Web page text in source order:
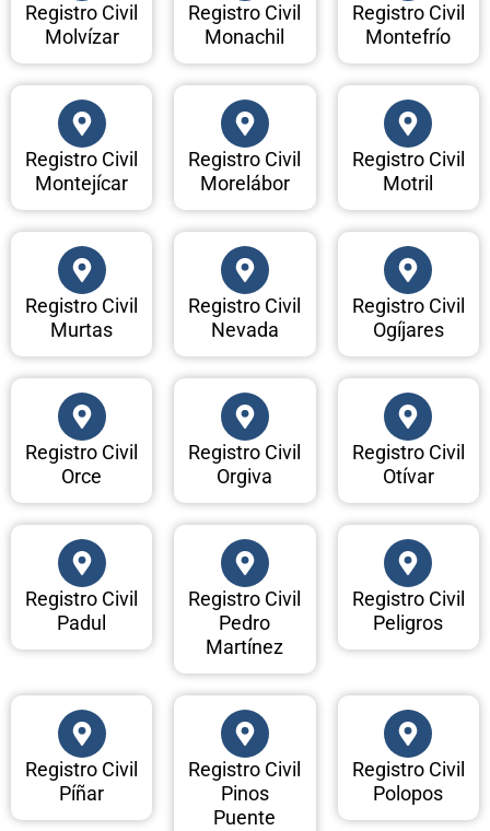
Registro Civil
Molvízar
Registro Civil
Monachil
Registro Civil
Montefrío
Registro Civil
Montejícar
Registro Civil
Morelábor
Registro Civil
Motril
Registro Civil
Murtas
Registro Civil
Nevada
Registro Civil
Ogíjares
Registro Civil
Orce
Registro Civil
Orgiva
Registro Civil
Otívar
Registro Civil
Padul
Registro Civil
Pedro
Martínez
Registro Civil
Peligros
Registro Civil
Píñar
Registro Civil
Pinos
Puente
Registro Civil
Polopos